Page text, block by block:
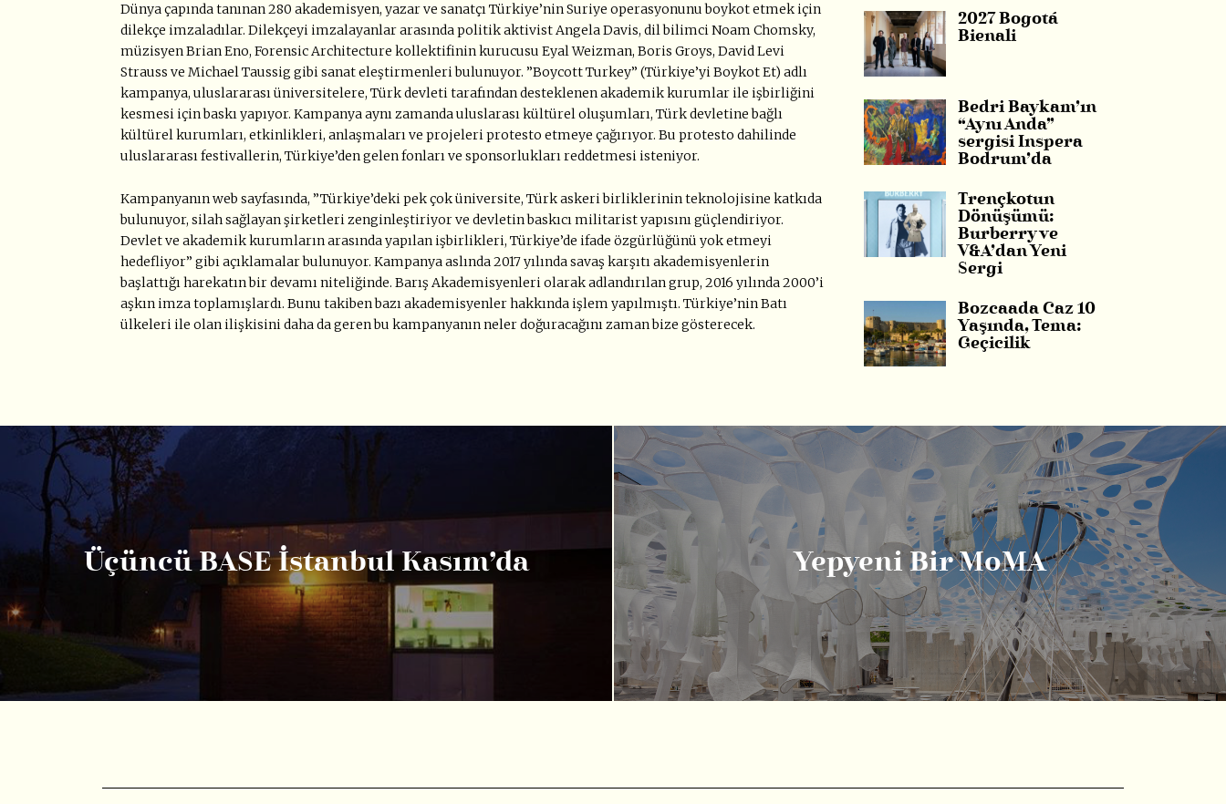
Dünya çapında tanınan 280 akademisyen, yazar ve sanatçı Türkiye’nin Suriye operasyonunu boykot etmek için
dilekçe imzaladılar. Dilekçeyi imzalayanlar arasında politik aktivist Angela Davis, dil bilimci Noam Chomsky,
müzisyen Brian Eno, Forensic Architecture kollektifinin kurucusu Eyal Weizman, Boris Groys, David Levi
Strauss ve Michael Taussig gibi sanat eleştirmenleri bulunuyor. ”Boycott Turkey” (Türkiye’yi Boykot Et) adlı
kampanya, uluslararası üniversitelere, Türk devleti tarafından desteklenen akademik kurumlar ile işbirliğini
kesmesi için baskı yapıyor. Kampanya aynı zamanda uluslarası kültürel oluşumları, Türk devletine bağlı
kültürel kurumları, etkinlikleri, anlaşmaları ve projeleri protesto etmeye çağırıyor. Bu protesto dahilinde
uluslararası festivallerin, Türkiye’den gelen fonları ve sponsorlukları reddetmesi isteniyor.
Kampanyanın web sayfasında, ”Türkiye’deki pek çok üniversite, Türk askeri birliklerinin teknolojisine katkıda
bulunuyor, silah sağlayan şirketleri zenginleştiriyor ve devletin baskıcı militarist yapısını güçlendiriyor.
Devlet ve akademik kurumların arasında yapılan işbirlikleri, Türkiye’de ifade özgürlüğünü yok etmeyi
hedefliyor” gibi açıklamalar bulunuyor. Kampanya aslında 2017 yılında savaş karşıtı akademisyenlerin
başlattığı harekatın bir devamı niteliğinde. Barış Akademisyenleri olarak adlandırılan grup, 2016 yılında 2000’i
aşkın imza toplamışlardı. Bunu takiben bazı akademisyenler hakkında işlem yapılmıştı. Türkiye’nin Batı
ülkeleri ile olan ilişkisini daha da geren bu kampanyanın neler doğuracağını zaman bize gösterecek.
2027 Bogotá
Bienali
Bedri Baykam’ın
“Aynı Anda”
sergisi Inspera
Bodrum’da
Trençkotun
Dönüşümü:
Burberry ve
V&A’dan Yeni
Sergi
Bozcaada Caz 10
Yaşında, Tema:
Geçicilik
Üçüncü BASE İstanbul Kasım’da Yepyeni Bir MoMA